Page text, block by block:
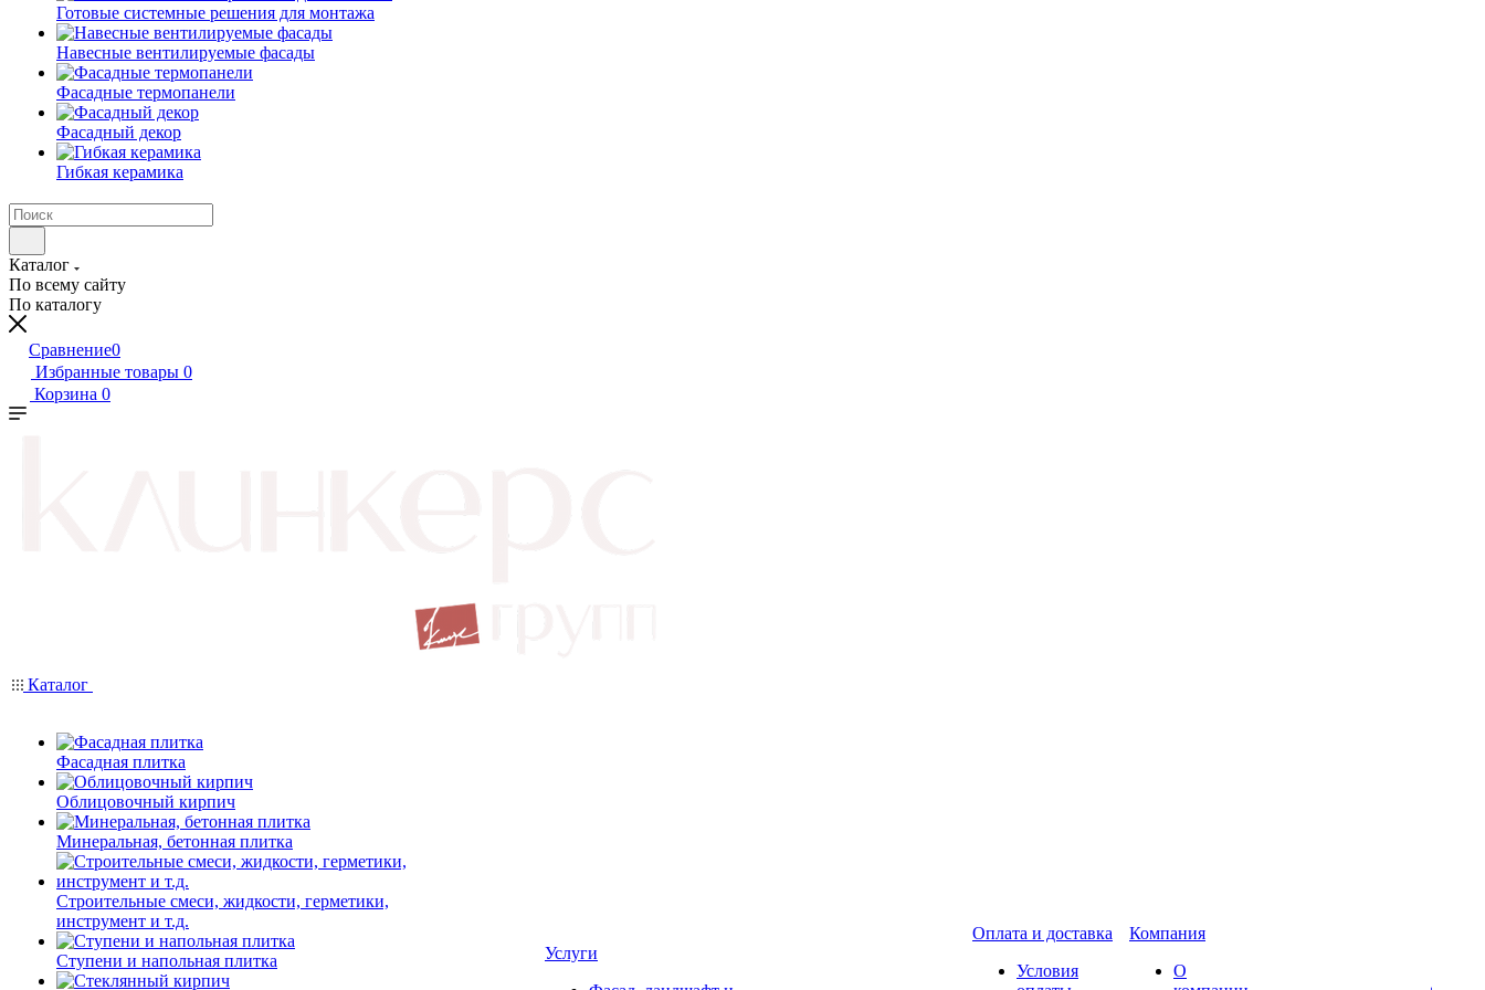
Готовые системные решения для монтажа
Навесные вентилируемые фасады
Фасадные термопанели
Фасадный декор
Гибкая керамика
Каталог
По всему сайту
По каталогу
Сравнение0
Избранные товары 0
Корзина 0
Каталог
Фасадная плитка
Облицовочный кирпич
Минеральная, бетонная плитка
Строительные смеси, жидкости, герметики,
инструмент и т.д.
Ступени и напольная плитка
Услуги
Оплата и доставка
Условия
Компания
О